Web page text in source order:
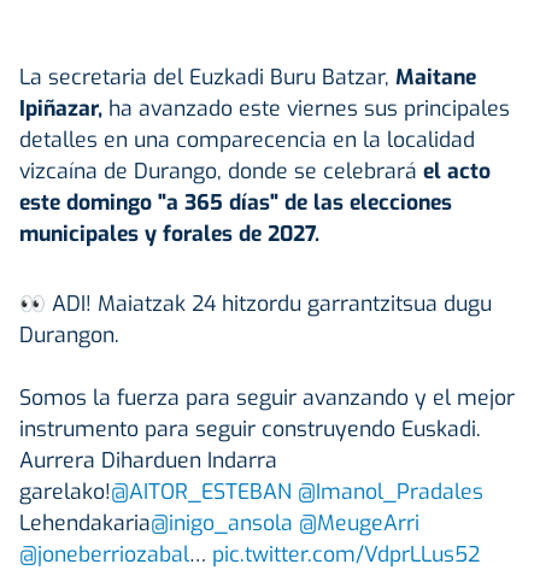
La secretaria del Euzkadi Buru Batzar, Maitane
Ipiñazar, ha avanzado este viernes sus principales
detalles en una comparecencia en la localidad
vizcaína de Durango, donde se celebrará el acto
este domingo "a 365 días" de las elecciones
municipales y forales de 2027.
👀 ADI! Maiatzak 24 hitzordu garrantzitsua dugu
Durangon.
Somos la fuerza para seguir avanzando y el mejor
instrumento para seguir construyendo Euskadi.
Aurrera Diharduen Indarra
garelako!@AITOR_ESTEBAN @Imanol_Pradales
Lehendakaria@inigo_ansola @MeugeArri
@joneberriozabal… pic.twitter.com/VdprLLus52